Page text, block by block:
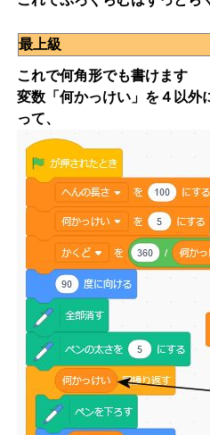
最上級
これで何角形でも書けます
変数「何かっけい」を４以外
って、